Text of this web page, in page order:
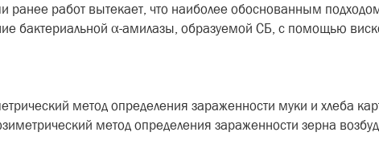
ранее работ вытекает, что наиболее обоснованным
бактериальной α-амилазы, образуемой СБ, с помощью
метод определения зараженности муки и хлеба
метод определения зараженности зерна